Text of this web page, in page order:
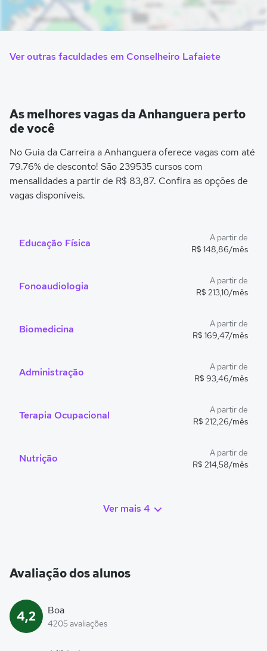
Ver outras faculdades em Conselheiro Lafaiete
As melhores vagas da Anhanguera perto
de você
No Guia da Carreira a Anhanguera oferece vagas com até
79.76% de desconto! São 239535 cursos com
mensalidades a partir de R$ 83,87. Confira as opções de
vagas disponíveis.
Educação Física
A partir de
R$ 148,86/mês
Fonoaudiologia
A partir de
R$ 213,10/mês
Biomedicina
A partir de
R$ 169,47/mês
Administração
A partir de
R$ 93,46/mês
Terapia Ocupacional
A partir de
R$ 212,26/mês
Nutrição
A partir de
R$ 214,58/mês
Ver mais 4
Avaliação dos alunos
4,2 Boa
4205 avaliações